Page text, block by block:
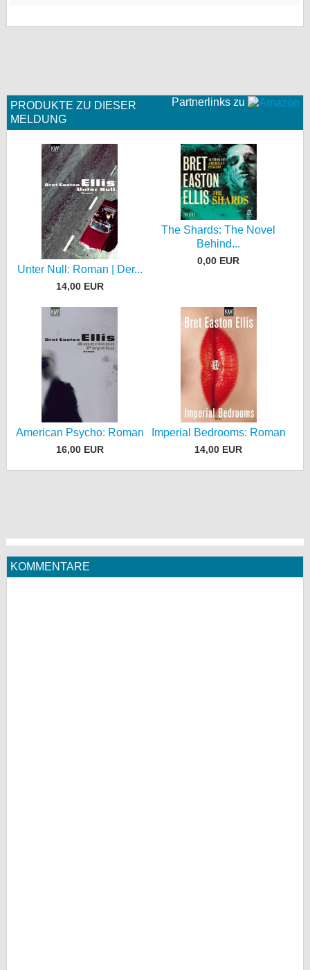
Partnerlinks zu
PRODUKTE ZU DIESER
MELDUNG
Unter Null: Roman | Der...
14,00 EUR
The Shards: The Novel
Behind...
0,00 EUR
American Psycho: Roman
16,00 EUR
Imperial Bedrooms: Roman
14,00 EUR
KOMMENTARE